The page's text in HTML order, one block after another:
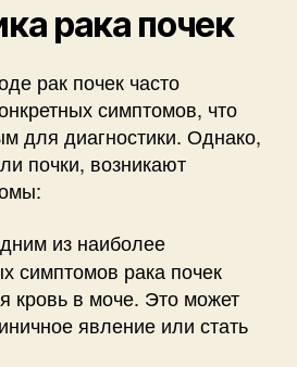
рака почек
рак почек часто
симптомов, что
для диагностики. Однако,
почки, возникают
из наиболее
симптомов рака почек
кровь в моче. Это может
явление или стать